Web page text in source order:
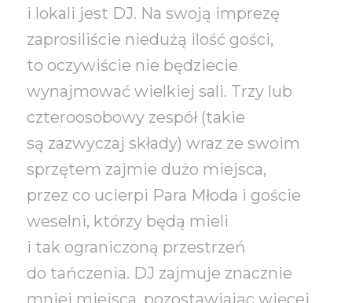
i lokali jest DJ. Na swoją imprezę
zaprosiliście niedużą ilość gości,
to oczywiście nie będziecie
wynajmować wielkiej sali. Trzy lub
czteroosobowy zespół (takie
są zazwyczaj składy) wraz ze swoim
sprzętem zajmie dużo miejsca,
przez co ucierpi Para Młoda i goście
weselni, którzy będą mieli
i tak ograniczoną przestrzeń
do tańczenia. DJ zajmuje znacznie
mniej miejsca, pozostawiając więcej